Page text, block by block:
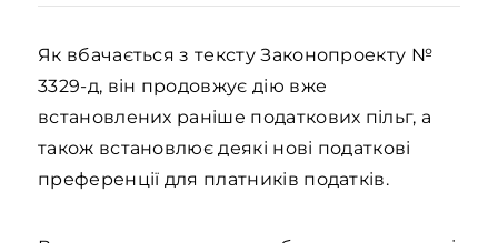
Як вбачається з тексту Законопроекту №
3329-д, він продовжує дію вже
встановлених раніше податкових пільг, а
також встановлює деякі нові податкові
преференції для платників податків.